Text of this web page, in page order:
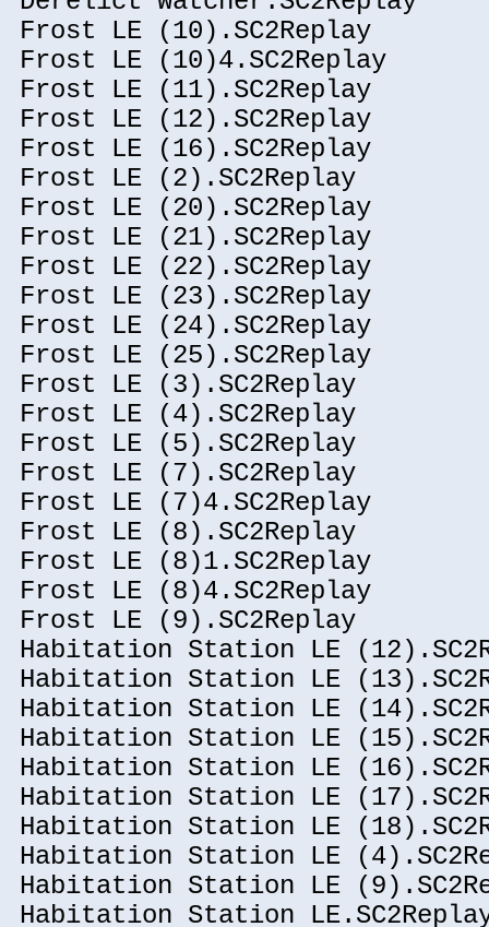
Frost LE (10).SC2Replay
Frost LE (10)4.SC2Replay
Frost LE (11).SC2Replay
Frost LE (12).SC2Replay
Frost LE (16).SC2Replay
Frost LE (2).SC2Replay
Frost LE (20).SC2Replay
Frost LE (21).SC2Replay
Frost LE (22).SC2Replay
Frost LE (23).SC2Replay
Frost LE (24).SC2Replay
Frost LE (25).SC2Replay
Frost LE (3).SC2Replay
Frost LE (4).SC2Replay
Frost LE (5).SC2Replay
Frost LE (7).SC2Replay
Frost LE (7)4.SC2Replay
Frost LE (8).SC2Replay
Frost LE (8)1.SC2Replay
Frost LE (8)4.SC2Replay
Frost LE (9).SC2Replay
Habitation Station LE
Habitation Station LE
Habitation Station LE
Habitation Station LE
Habitation Station LE
Habitation Station LE
Habitation Station LE
Habitation Station LE
Habitation Station LE
Habitation Station